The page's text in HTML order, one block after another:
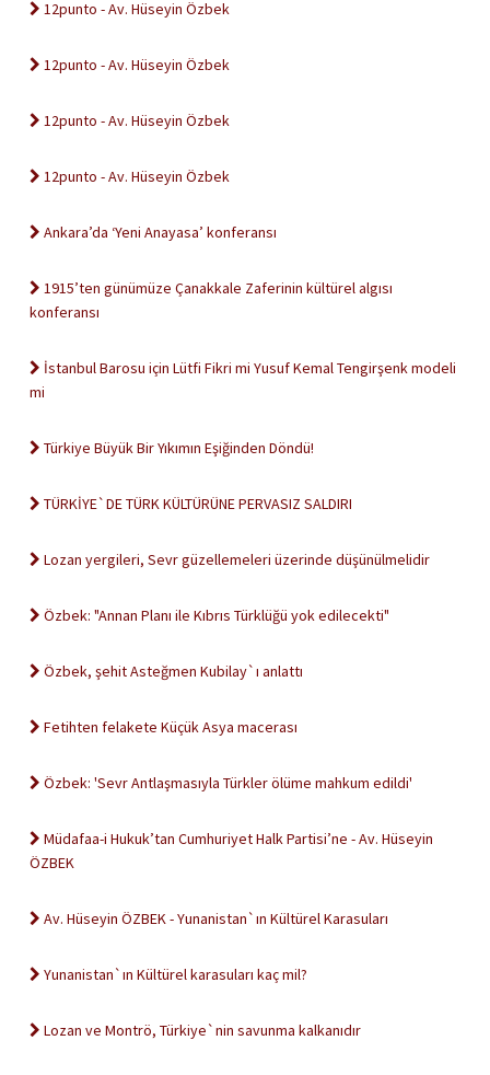
12punto - Av. Hüseyin Özbek
12punto - Av. Hüseyin Özbek
12punto - Av. Hüseyin Özbek
12punto - Av. Hüseyin Özbek
Ankara’da ‘Yeni Anayasa’ konferansı
1915’ten günümüze Çanakkale Zaferinin kültürel algısı
konferansı
İstanbul Barosu için Lütfi Fikri mi Yusuf Kemal Tengirşenk modeli
mi
Türkiye Büyük Bir Yıkımın Eşiğinden Döndü!
TÜRKİYE`DE TÜRK KÜLTÜRÜNE PERVASIZ SALDIRI
Lozan yergileri, Sevr güzellemeleri üzerinde düşünülmelidir
Özbek: "Annan Planı ile Kıbrıs Türklüğü yok edilecekti"
Özbek, şehit Asteğmen Kubilay`ı anlattı
Fetihten felakete Küçük Asya macerası
Özbek: 'Sevr Antlaşmasıyla Türkler ölüme mahkum edildi'
Müdafaa-i Hukuk’tan Cumhuriyet Halk Partisi’ne - Av. Hüseyin
ÖZBEK
Av. Hüseyin ÖZBEK - Yunanistan`ın Kültürel Karasuları
Yunanistan`ın Kültürel karasuları kaç mil?
Lozan ve Montrö, Türkiye`nin savunma kalkanıdır